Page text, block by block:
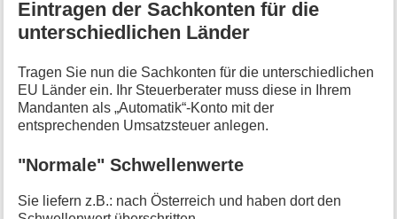
Eintragen der Sachkonten für die
unterschiedlichen Länder
Tragen Sie nun die Sachkonten für die unterschiedlichen
EU Länder ein. Ihr Steuerberater muss diese in Ihrem
Mandanten als „Automatik“-Konto mit der
entsprechenden Umsatzsteuer anlegen.
"Normale" Schwellenwerte
Sie liefern z.B.: nach Österreich und haben dort den